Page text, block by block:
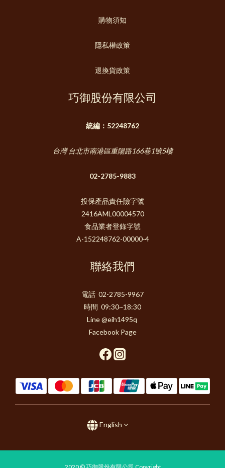
購物須知
隱私權政策
退換貨政策
巧御股份有限公司
統編：52248762
台灣 台北市南港區重陽路166巷1號5樓
02-2785-9883
投保產品責任險字號
2416AML00004570
食品業者登錄字號
A-152248762-00000-4
聯絡我們
電話 02-2785-9967
時間 09:30~18:30
Line @eih1495q
Facebook Page
English